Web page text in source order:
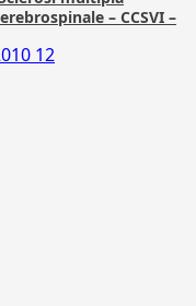
– CCSVI –
12